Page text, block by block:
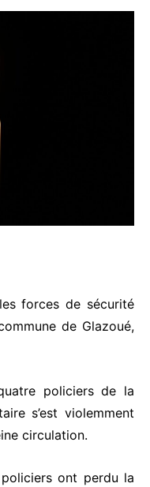
forces de sécurité
de Glazoué,
policiers de la
s’est violemment
circulation.
ont perdu la